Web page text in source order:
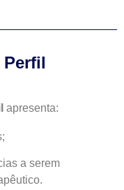
Perfil
apresenta:
a serem